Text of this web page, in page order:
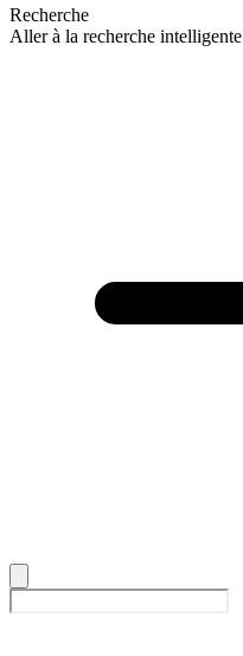
Recherche
Aller à la recherche intelligente